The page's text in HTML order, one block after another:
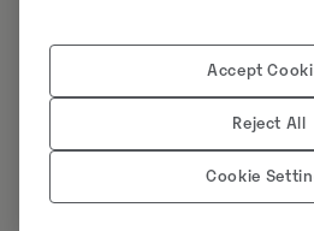
Staatiline kaadekoormus
Accept
Reject All
Cookie